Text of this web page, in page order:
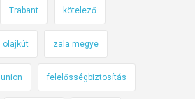
z
i
g
e
t
Trabant kötelező
olajkút zala megye
union felelősségbiztosítás